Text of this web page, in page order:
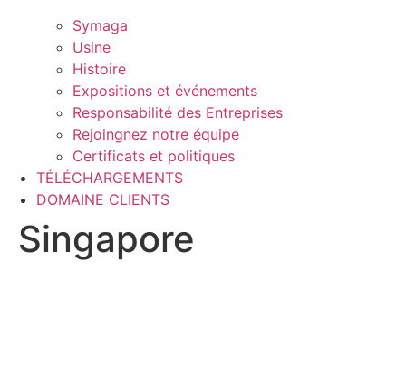
Symaga
Usine
Histoire
Expositions et événements
Responsabilité des Entreprises
Rejoingnez notre équipe
Certificats et politiques
TÉLÉCHARGEMENTS
DOMAINE CLIENTS
Singapore